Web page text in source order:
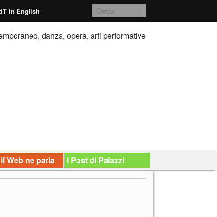
in English
danza, opera, arti performative
Web ne parla I Post di Palazzi